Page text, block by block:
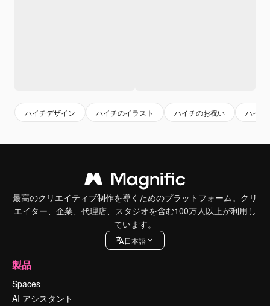
ハイチデザイン ハイチのイラスト ハイチのお祝い ハイチ
最高のクリエイティブ制作を導くためのプラットフォーム。クリ
エイター、企業、代理店、スタジオを含む100万人以上が利用し
ています。
日本語
製品
Spaces
AI アシスタント